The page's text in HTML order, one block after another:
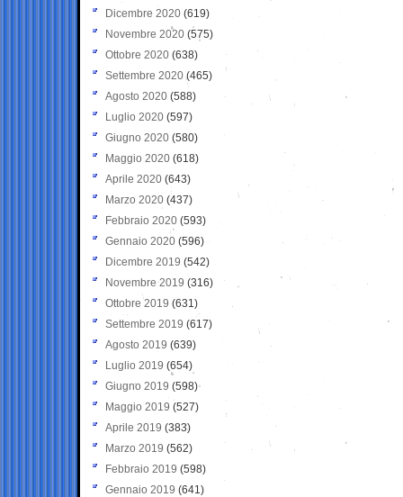
Dicembre 2020 (619)
Novembre 2020 (575)
Ottobre 2020 (638)
Settembre 2020(465)
Agosto 2020 (588)
Luglio 2020 (597)
Giugno 2020 (580)
Maggio 2020 (618)
Aprile 2020 (643)
Marzo 2020 (437)
Febbraio 2020 (593)
Gennaio 2020 (596)
Dicembre 2019 (542)
Novembre 2019 (316)
Ottobre 2019 (631)
Settembre 2019 (617)
Agosto 2019 (639)
Luglio 2019 (654)
Giugno 2019 (598)
Maggio 2019 (527)
Aprile 2019 (383)
Marzo 2019 (562)
Febbraio 2019 (598)
Gennaio 2019 (641)